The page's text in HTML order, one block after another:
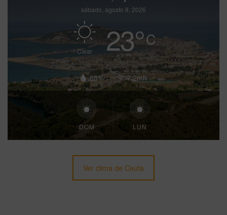
sábado, agosto 8, 2026
Clear 23°C
88% 7.2mh
DOM LUN
Ver clima de Ceuta